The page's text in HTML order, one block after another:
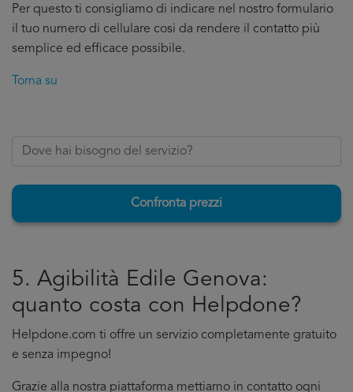
Per questo ti consigliamo di indicare nel nostro formulario
il tuo numero di cellulare cosi da rendere il contatto più
semplice ed efficace possibile.
Torna su
Confronta prezzi
5. Agibilità Edile Genova:
quanto costa con Helpdone?
Helpdone.com ti offre un servizio completamente gratuito
e senza impegno!
Grazie alla nostra piattaforma mettiamo in contatto ogni